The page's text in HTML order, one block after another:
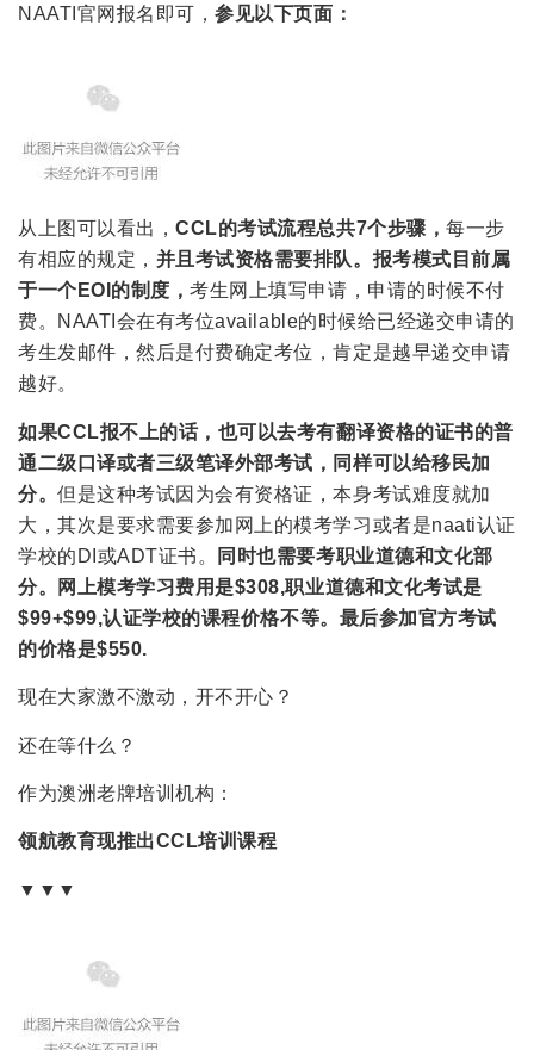
NAATI官网报名即可，参见以下页面：
从上图可以看出，CCL的考试流程总共7个步骤，每一步
有相应的规定， 并且考试资格需要排队。 报考模式目前属
于一个EOI的制度，考生网上填写申请，申请的时候不付
费。NAATI会在有考位available的时候给已经递交申请的
考生发邮件，然后是付费确定考位，肯定是越早递交申请
越好。
如果CCL报不上的话，也可以去考有翻译资格的证书的普
通二级口译或者三级笔译外部考试，同样可以给移民加
分。但是这种考试因为会有资格证，本身考试难度就加
大，其次是要求需要参加网上的模考学习或者是naati认证
学校的DI或ADT证书。
同时也需要考职业道德和文化部
分。网上模考学习费用是$308,职业道德和文化考试是
$99+$99,认证学校的课程价格不等。最后参加官方考试
的价格是$550.
现在大家激不激动，开不开心？
还在等什么？
作为澳洲老牌培训机构：
领航教育现推出CCL培训课程
▼▼▼